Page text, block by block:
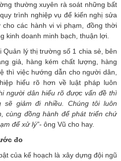
thường xuyên rà soát những bất
trình nghiệp vụ để kiến nghị sửa
các hành vi vi phạm, đồng thời
kinh doanh minh bạch, thuận lợi.
lý thị trường số 1 chia sẻ, bên
giả, hàng kém chất lượng, hàng
thì việc hướng dẫn cho người dân,
hiểu rõ hơn về luật pháp luôn
người dân hiểu rõ được vấn đề thì
sẽ giảm đi nhiều. Chúng tôi luôn
cùng đồng hành để phát triển chứ
để xử lý”- ông Vũ cho hay.
đo
của kế hoạch là xây dựng đội ngũ